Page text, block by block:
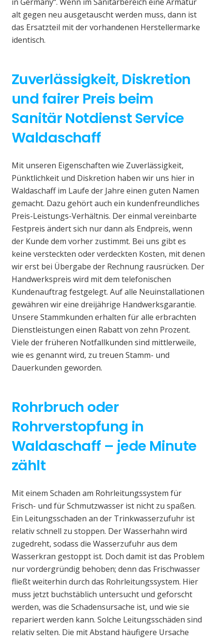
alt gegen neu ausgetauscht werden muss, dann ist
das Ersatzteil mit der vorhandenen Herstellermarke
identisch.
Zuverlässigkeit, Diskretion
und fairer Preis beim
Sanitär Notdienst Service
Waldaschaff
Mit unseren Eigenschaften wie Zuverlässigkeit,
Pünktlichkeit und Diskretion haben wir uns hier in
Waldaschaff im Laufe der Jahre einen guten Namen
gemacht. Dazu gehört auch ein kundenfreundliches
Preis-Leistungs-Verhältnis. Der einmal vereinbarte
Festpreis ändert sich nur dann als Endpreis, wenn
der Kunde dem vorher zustimmt. Bei uns gibt es
keine versteckten oder verdeckten Kosten, mit denen
wir erst bei Übergabe der Rechnung rausrücken. Der
Handwerkspreis wird mit dem telefonischen
Kundenauftrag festgelegt. Auf alle Neuinstallationen
gewähren wir eine dreijährige Handwerksgarantie.
Unsere Stammkunden erhalten für alle erbrachten
Dienstleistungen einen Rabatt von zehn Prozent.
Viele der früheren Notfallkunden sind mittlerweile,
wie es genannt wird, zu treuen Stamm- und
Dauerkunden geworden.
Rohrbruch oder
Rohrverstopfung in
Waldaschaff – jede Minute
zählt
Mit einem Schaden am Rohrleitungssystem für
Frisch- und für Schmutzwasser ist nicht zu spaßen.
Ein Leitungsschaden an der Trinkwasserzufuhr ist
relativ schnell zu stoppen. Der Wasserhahn wird
zugedreht, sodass die Wasserzufuhr aus dem
Wasserkran gestoppt ist. Doch damit ist das Problem
nur vordergründig behoben; denn das Frischwasser
fließt weiterhin durch das Rohrleitungssystem. Hier
muss jetzt buchstäblich untersucht und geforscht
werden, was die Schadensursache ist, und wie sie
repariert werden kann. Solche Leitungsschäden sind
relativ selten. Die mit Abstand häufigere Ursache